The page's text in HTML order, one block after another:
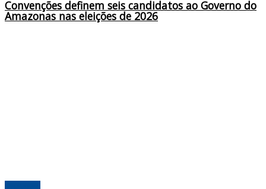
Convenções definem seis candidatos ao Governo do
Amazonas nas eleições de 2026